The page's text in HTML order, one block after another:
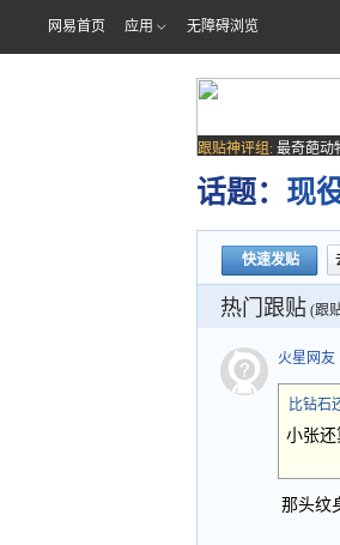
网易首页 应用 无障碍浏览
跟贴神评组: 最奇葩动
场子
话题： 现
快速发贴
热门跟贴 (跟
火星网友
比钻石
小张还
那头纹